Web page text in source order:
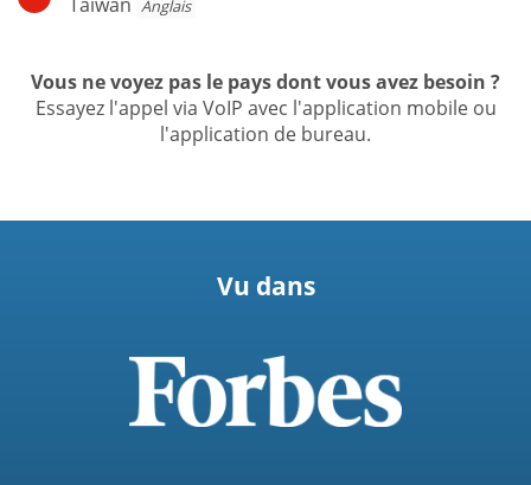
Anglais
Vous ne voyez pas le pays dont vous avez besoin ?
Essayez l'appel via VoIP avec l'application mobile ou
l'application de bureau.
Vu dans